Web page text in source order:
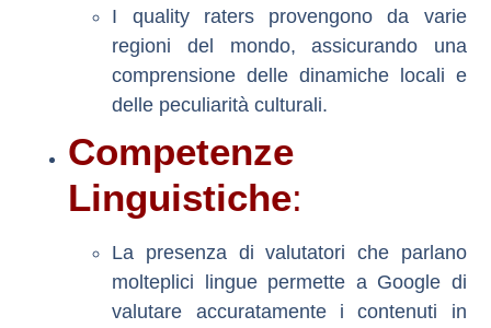
I quality raters provengono da varie
regioni del mondo, assicurando una
comprensione delle dinamiche locali e
delle peculiarità culturali.
Competenze
Linguistiche:
La presenza di valutatori che parlano
molteplici lingue permette a Google di
valutare accuratamente i contenuti in